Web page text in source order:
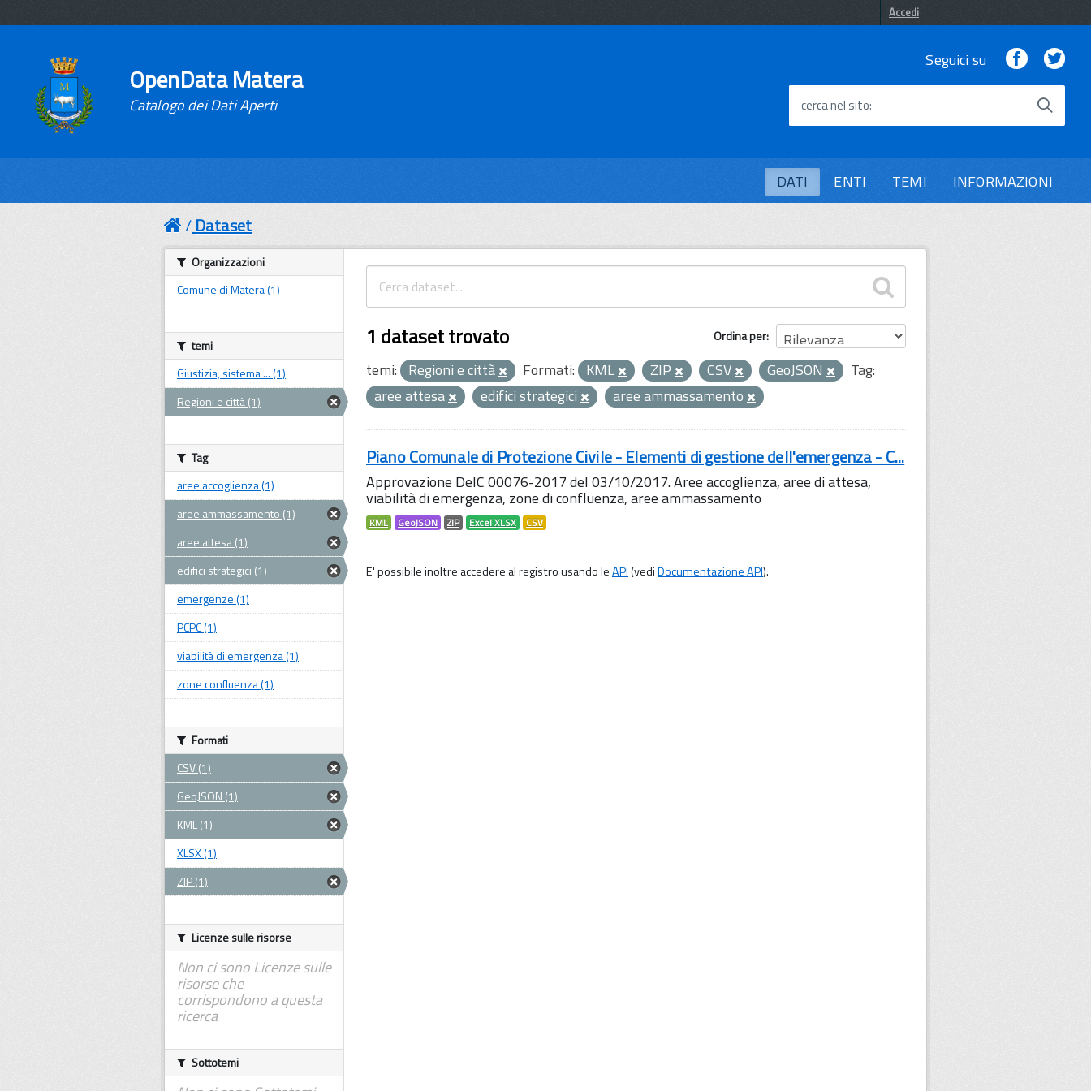
Accedi
OpenData Matera
Catalogo dei Dati Aperti
Seguici su Facebook
cerca nel sito
DATI ENTI TEMI INFORMAZIONI
Dataset
Ordina per
1 dataset trovato
temi: Regioni e città Formati: KML ZIP CSV GeoJSON
Tag:
aree attesa
edifici strategici aree ammassamento
Piano Comunale di Protezione Civile - Elementi di gestione dell'emergenza - C...
Approvazione DelC 00076-2017 del 03/10/2017. Aree accoglienza, aree di attesa,
viabilità di emergenza, zone di confluenza, aree ammassamento
KML GeoJSON ZIP Excel XLSX CSV
E' possibile inoltre accedere al registro usando leAPI(vediDocumentazione API).
Organizzazioni
Comune di Matera (1)
temi
Giustizia, sistema ... (1)
Regioni e città (1)
Tag
aree accoglienza (1)
aree ammassamento (1)
aree attesa (1)
edifici strategici (1)
emergenze (1)
PCPC (1)
viabilità di emergenza (1)
zone confluenza (1)
Formati
CSV (1)
GeoJSON (1)
KML (1)
XLSX (1)
ZIP (1)
Licenze sulle risorse
Non ci sono Licenze sulle
risorse che
corrispondono a questa
ricerca
Sottotemi